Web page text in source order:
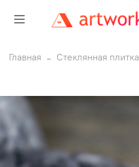
Главная Стеклянная плитка